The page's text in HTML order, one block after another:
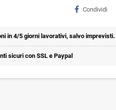
Condividi
in 4/5 giorni lavorativi, salvo imprevisti.
sicuri con SSL e Paypal